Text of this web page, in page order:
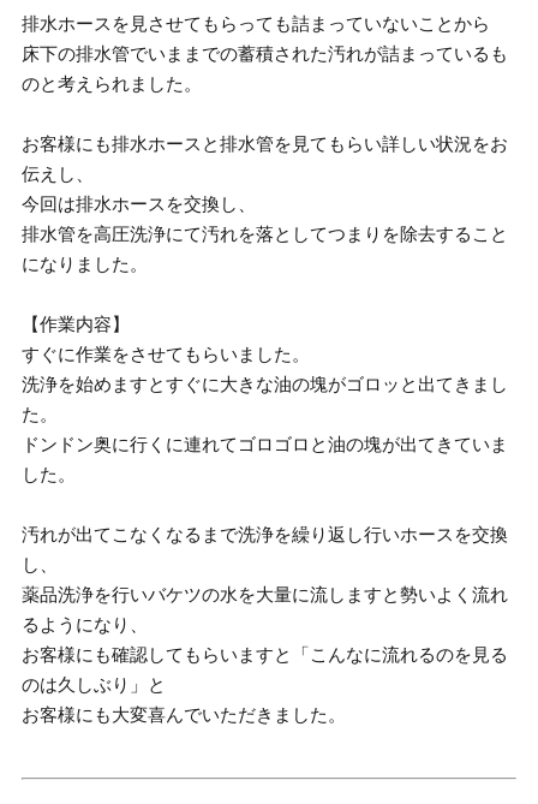
排水ホースを見させてもらっても詰まっていないことから
床下の排水管でいままでの蓄積された汚れが詰まっているも
のと考えられました。
お客様にも排水ホースと排水管を見てもらい詳しい状況をお
伝えし、
今回は排水ホースを交換し、
排水管を高圧洗浄にて汚れを落としてつまりを除去すること
になりました。
【作業内容】
すぐに作業をさせてもらいました。
洗浄を始めますとすぐに大きな油の塊がゴロッと出てきまし
た。
ドンドン奥に行くに連れてゴロゴロと油の塊が出てきていま
した。
汚れが出てこなくなるまで洗浄を繰り返し行いホースを交換
し、
薬品洗浄を行いバケツの水を大量に流しますと勢いよく流れ
るようになり、
お客様にも確認してもらいますと「こんなに流れるのを見る
のは久しぶり」と
お客様にも大変喜んでいただきました。